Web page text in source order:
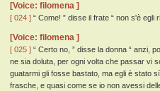
[Voice: filomena ]
[ 024 ] “ Come! ” disse il frate “ non s'è egli
[Voice: filomena ]
[ 025 ] “ Certo no, ” disse la donna “ anzi,
ne sia doluta, per ogni volta che passar vi
guatarmi gli fosse bastato, ma egli è stato
frasche, e quasi come se io non avessi